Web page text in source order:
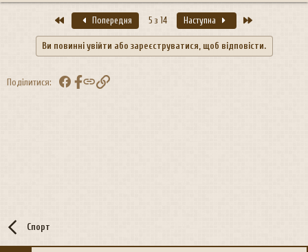
ПершийПопередня 5 з 14 Наступна
Ви повинні увійти або зареєструватися, щоб відповісти.
Поділитися: FacebookПосилання
Спорт